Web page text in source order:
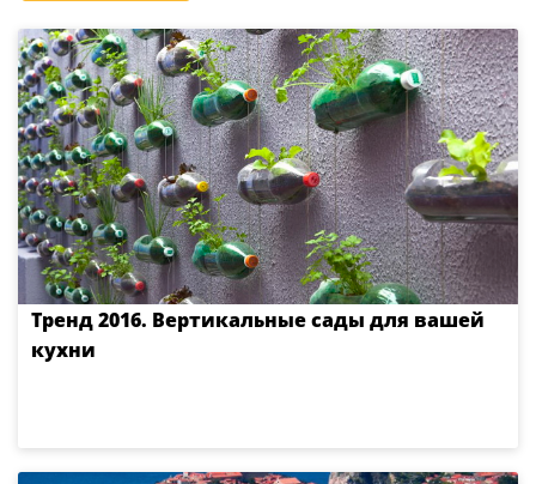
Тренд 2016. Вертикальные сады для вашей
кухни